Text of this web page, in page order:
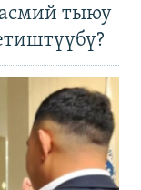
тыюу